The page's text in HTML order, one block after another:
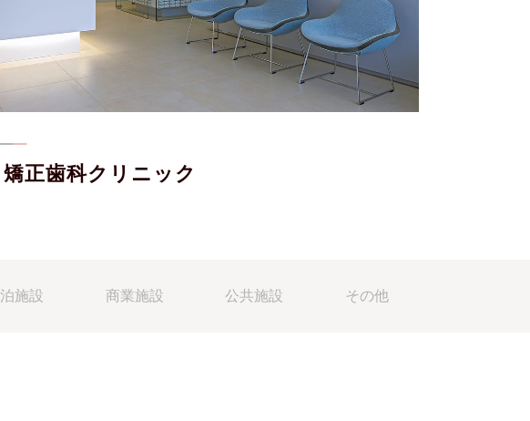
正歯科クリニック
施設 商業施設 公共施設 その他